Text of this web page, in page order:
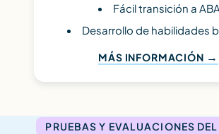
Fácil transición a ABA
Desarrollo de habilidades
MÁS INFORMACIÓN
PRUEBAS Y EVALUACIONES